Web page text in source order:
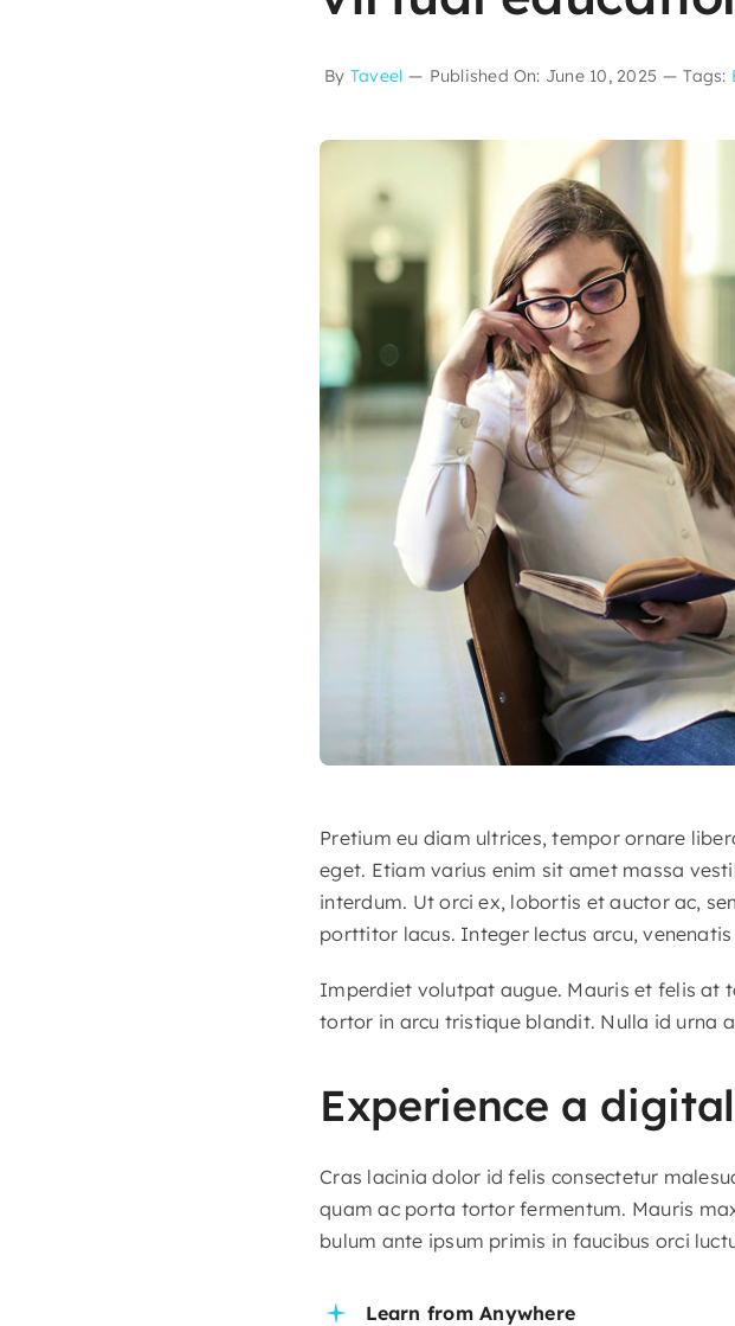
By Taveel — Published On: June 10, 2025 — Tags:
Pretium eu diam ultrices, tempor ornare
eget. Etiam varius enim sit amet massa
interdum. Ut orci ex, lobortis et auctor ac,
porttitor lacus. Integer lectus arcu,
Imperdiet volutpat augue. Mauris et felis at
tortor in arcu tristique blandit. Nulla id urna
Experience a
Cras lacinia dolor id felis consectetur
quam ac porta tortor fermentum. Mauris
bulum ante ipsum primis in faucibus orci
Learn from Anywhere